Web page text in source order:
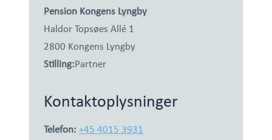
Pension Kongens Lyngby
Haldor Topsøes Allé 1
2800 Kongens Lyngby
Stilling:Partner
Kontaktoplysninger
Telefon: +45 4015 3931